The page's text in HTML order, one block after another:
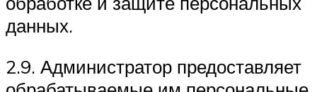
данных.
2.9. Администратор предоставляет